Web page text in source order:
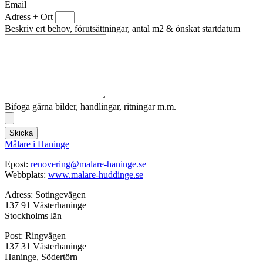
Email
Adress + Ort
Beskriv ert behov, förutsättningar, antal m2 & önskat startdatum
Bifoga gärna bilder, handlingar, ritningar m.m.
Skicka
Målare i Haninge
Epost: renovering@malare-haninge.se
Webbplats: www.malare-huddinge.se
Adress: Sotingevägen
137 91 Västerhaninge
Stockholms län
Post: Ringvägen
137 31 Västerhaninge
Haninge, Södertörn